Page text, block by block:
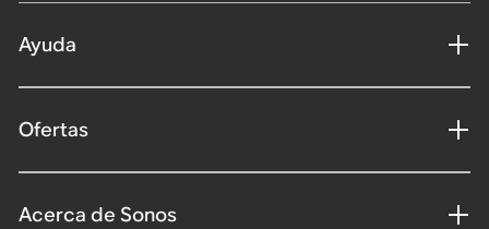
Ayuda
Ofertas
Acerca de Sonos